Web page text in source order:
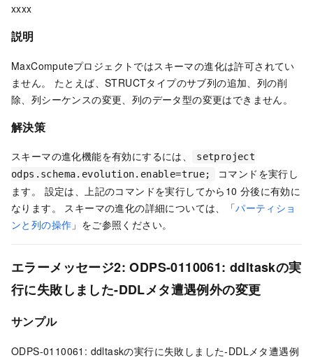
xxxx
説明
MaxComputeプロジェクトではスキーマの進化は許可されてい
ません。 たとえば、STRUCTタイプのサブ列の追加、列の削
除、列シーケンスの変更、列のデータ型の変更はできません。
解決策
スキーマの進化機能を有効にするには、
setproject
odps.schema.evolution.enable=true;
コマンドを実行し
ます。 設定は、上記のコマンドを実行してから10 分後に有効に
なります。 スキーマの進化の詳細については、「パーティショ
ンと列の操作 」をご参照ください。
エラーメッセージ2: ODPS-0110061: ddltaskの実
行に失敗しました-DDLメタ遭遇例外の変更
サンプル
ODPS-0110061: ddltaskの実行に失敗しました-DDLメタ遭遇例